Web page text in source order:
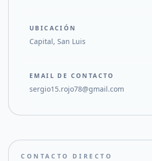
UBICACIÓN
Capital, San Luis
EMAIL DE CONTACTO
sergio15.rojo78@gmail.com
CONTACTO DIRECTO